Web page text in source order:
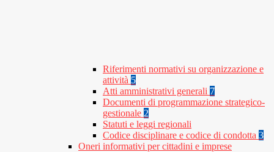
Riferimenti normativi su organizzazione e
attività 5
Atti amministrativi generali 7
Documenti di programmazione strategico-
gestionale 2
Statuti e leggi regionali
Codice disciplinare e codice di condotta 3
Oneri informativi per cittadini e imprese